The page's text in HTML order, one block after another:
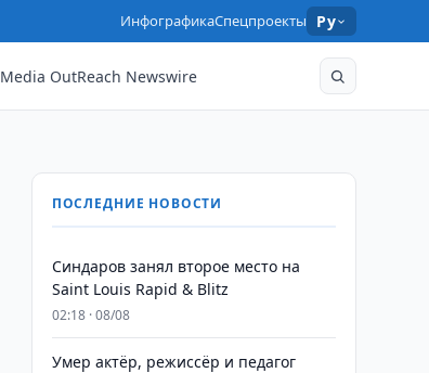
ИнфографикаСпецпроекты Ру
Media OutReach Newswire
ПОСЛЕДНИЕ НОВОСТИ
Синдаров занял второе место на
Saint Louis Rapid & Blitz
02:18 · 08/08
Умер актёр, режиссёр и педагог